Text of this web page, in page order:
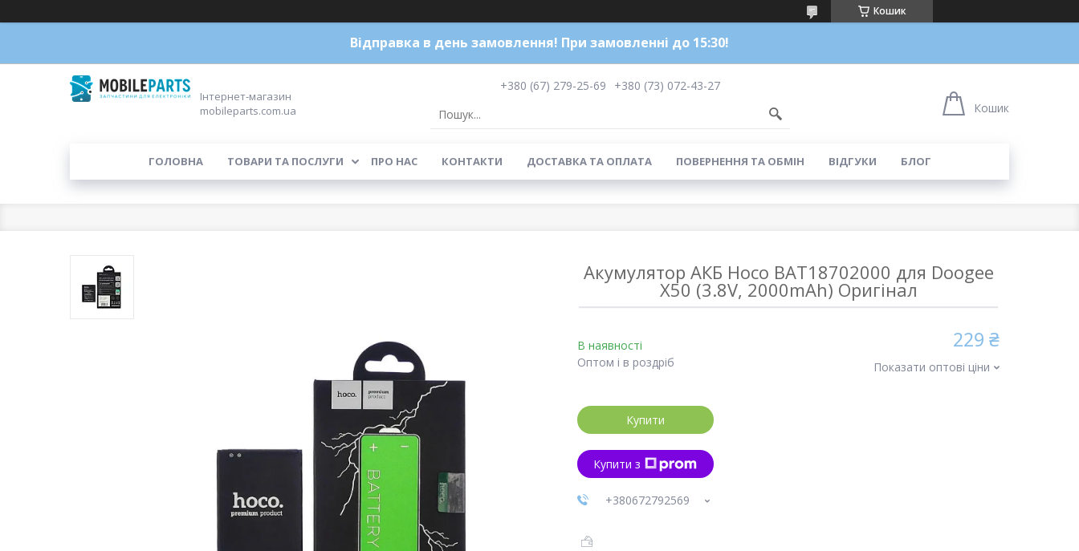
Кошик
Відправка в день замовлення! При замовленні до 15:30!
Інтернет-магазин
mobileparts.com.ua
+380 (67) 279-25-69
+380 (73) 072-43-27
Кошик
ГОЛОВНА ТОВАРИ ТА ПОСЛУГИ ПРО НАС КОНТАКТИ ДОСТАВКА ТА ОПЛАТА ПОВЕРНЕННЯ ТА ОБМІН ВІДГУКИ БЛОГ
Акумулятор АКБ Hoco BAT18702000 для Doogee
X50 (3.8V, 2000mAh) Оригінал
В наявності
Оптом і в роздріб
229 ₴
Показати оптові ціни
Купити
Купити з
+380672792569